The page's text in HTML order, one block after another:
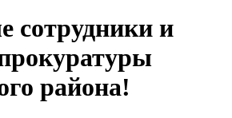
сотрудники и
района!